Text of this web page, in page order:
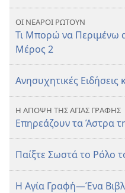
ΟΙ ΝΕΑΡΟΙ ΡΩΤΟΥΝ
Τι Μπορώ να Περιμένω
Μέρος 2
Ανησυχητικές Ειδήσεις
Η ΑΠΟΨΗ ΤΗΣ ΑΓΙΑΣ ΓΡΑΦΗΣ
Επηρεάζουν τα Άστρα
Παίξτε Σωστά το Ρόλο
Η Αγία Γραφή—Ένα